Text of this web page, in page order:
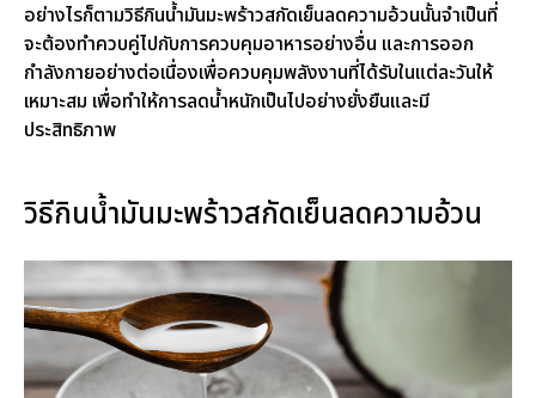
อย่างไรก็ตามวิธีกินน้ำมันมะพร้าวสกัดเย็นลดความอ้วนนั้นจำเป็นที่
จะต้องทำควบคู่ไปกับการควบคุมอาหารอย่างอื่น และการออก
กำลังกายอย่างต่อเนื่องเพื่อควบคุมพลังงานที่ได้รับในแต่ละวันให้
เหมาะสม เพื่อทำให้การลดน้ำหนักเป็นไปอย่างยั่งยืนและมี
ประสิทธิภาพ
วิธีกินน้ำมันมะพร้าวสกัดเย็นลดความอ้วน